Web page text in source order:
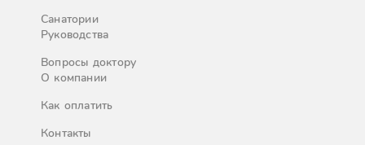
Санатории
Руководства
Вопросы доктору
О компании
Как оплатить
Контакты